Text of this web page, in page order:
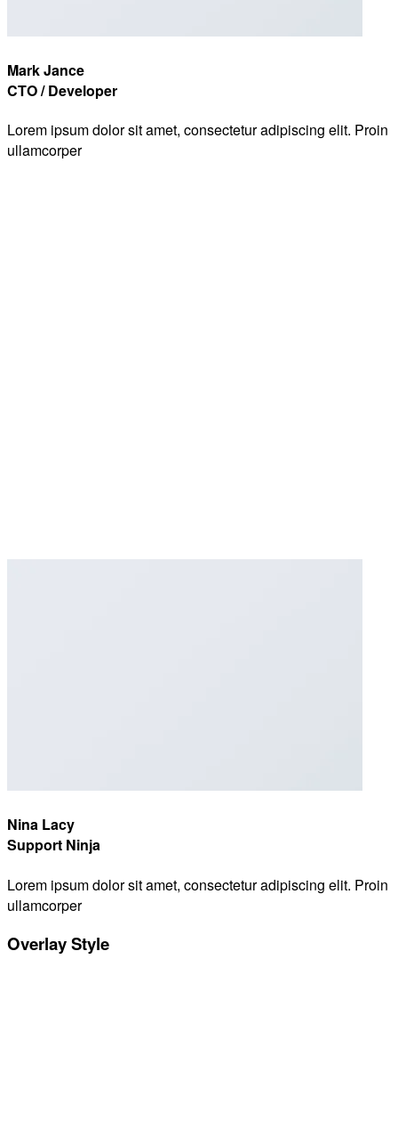
Mark Jance
CTO / Developer
Lorem ipsum dolor sit amet, consectetur adipiscing elit. Proin
ullamcorper
Nina Lacy
Support Ninja
Lorem ipsum dolor sit amet, consectetur adipiscing elit. Proin
ullamcorper
Overlay Style